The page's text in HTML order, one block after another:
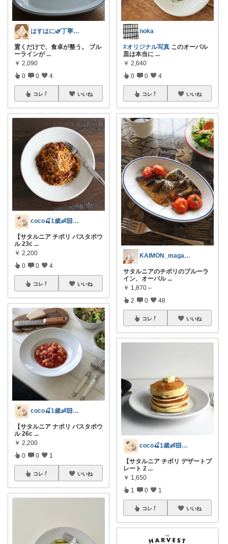
はすはに🌿丁寧な暮らし
置くだけで、食卓が整う。 ブル
ーラインが ...
￥ 2,090
0 0 4
コレ いいね
coco🍒1歳👶🏻5歳🐈
【サタルニア チボリ パスタボウ
ル 23c ...
￥ 2,200
0 0 4
コレ いいね
coco🍒1歳👶🏻5歳🐈
【サタルニア ナポリ パスタボウ
ル 26c ...
￥ 2,200
0 0 1
コレ いいね
noka
#オリジナル写真 このオーバル
皿は本当に ...
￥ 2,640
0 0 4
コレ いいね
KAIMON_magazine (IG
サタルニアのチボリのブルーラ
イン、オーバル ...
￥ 1,870～
2 0 48
コレ いいね
coco🍒1歳👶🏻5歳🐈
【サタルニア チボリ デザートプ
レート 2 ...
￥ 1,650
1 0 1
コレ いいね